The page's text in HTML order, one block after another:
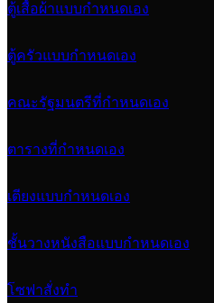
ตู้เสื้อผ้าแบบกำหนดเอง
ตู้ครัวแบบกำหนดเอง
คณะรัฐมนตรีที่กำหนดเอง
ตารางที่กำหนดเอง
เตียงแบบกำหนดเอง
ชั้นวางหนังสือแบบกำหนดเอง
โซฟาสั่งทำ